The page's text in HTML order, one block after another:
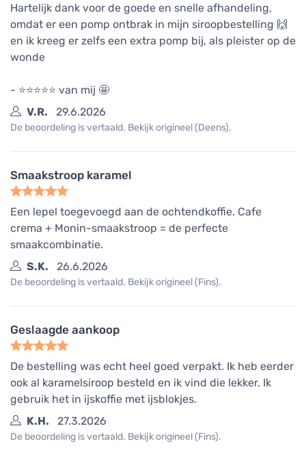
Hartelijk dank voor de goede en snelle afhandeling,
omdat er een pomp ontbrak in mijn siroopbestelling 🙌
en ik kreeg er zelfs een extra pomp bij, als pleister op de
wonde
- ⭐️⭐️⭐️⭐️⭐️ van mij 🤩
V.R.
29.6.2026
De beoordeling is vertaald. Bekijk origineel (Deens).
Smaakstroop karamel
Een lepel toegevoegd aan de ochtendkoffie. Cafe
crema + Monin-smaakstroop = de perfecte
smaakcombinatie.
S.K.
26.6.2026
De beoordeling is vertaald. Bekijk origineel (Fins).
Geslaagde aankoop
De bestelling was echt heel goed verpakt. Ik heb eerder
ook al karamelsiroop besteld en ik vind die lekker. Ik
gebruik het in ijskoffie met ijsblokjes.
K.H.
27.3.2026
De beoordeling is vertaald. Bekijk origineel (Fins).